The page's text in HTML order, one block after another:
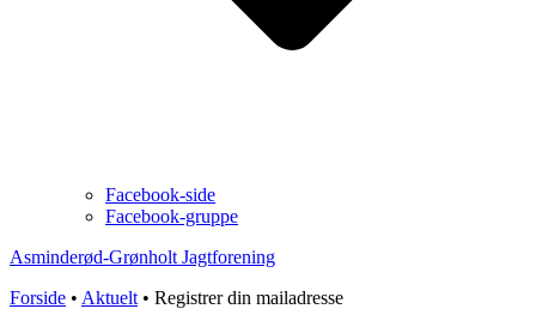
Facebook-side
Facebook-gruppe
Asminderød-Grønholt Jagtforening
Forside • Aktuelt • Registrer din mailadresse